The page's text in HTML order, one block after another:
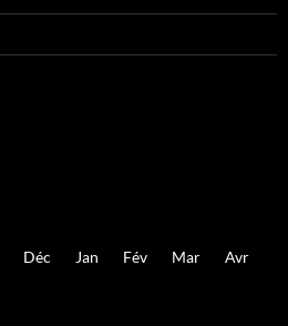
Déc Jan Fév Mar Avr